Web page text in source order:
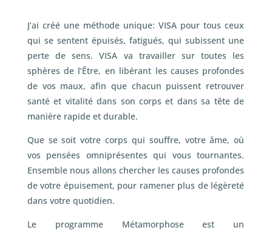
J’ai créé une méthode unique: VISA pour tous ceux
qui se sentent épuisés, fatigués, qui subissent une
perte de sens. VISA va travailler sur toutes les
sphères de l’Être, en libérant les causes profondes
de vos maux, afin que chacun puissent retrouver
santé et vitalité dans son corps et dans sa tête de
manière rapide et durable.
Que se soit votre corps qui souffre, votre âme, où
vos pensées omniprésentes qui vous tournantes.
Ensemble nous allons chercher les causes profondes
de votre épuisement, pour ramener plus de légèreté
dans votre quotidien.
Le programme Métamorphose est un